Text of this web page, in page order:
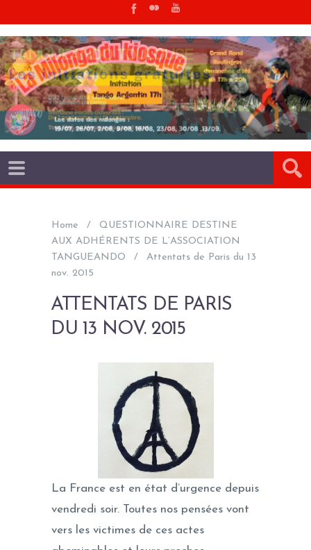
Home
QUESTIONNAIRE DESTINE
AUX ADHÉRENTS DE L’ASSOCIATION
TANGUEANDO
Attentats de Paris du 13
nov. 2015
ATTENTATS DE PARIS
DU 13 NOV. 2015
La France est en état d’urgence depuis
vendredi soir. Toutes nos pensées vont
vers les victimes de ces actes